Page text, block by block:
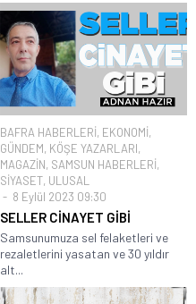
BAFRA HABERLERİ, EKONOMİ,
GÜNDEM, KÖŞE YAZARLARI,
MAGAZİN, SAMSUN HABERLERİ,
SİYASET, ULUSAL
8 Eylül 2023 09:30
SELLER CİNAYET GİBİ
Samsunumuza sel felaketleri ve
rezaletlerini yasatan ve 30 yıldır
alt...